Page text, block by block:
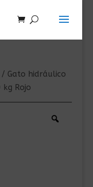
/ Gato hidráulico
Rojo